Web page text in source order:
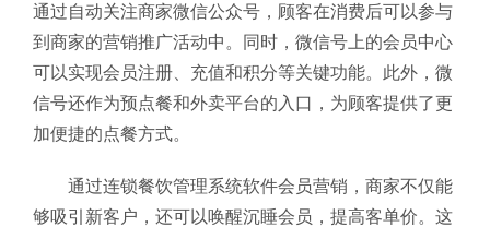
通过自动关注商家微信公众号，顾客在消费后可以参与
到商家的营销推广活动中。同时，微信号上的会员中心
可以实现会员注册、充值和积分等关键功能。此外，微
信号还作为预点餐和外卖平台的入口，为顾客提供了更
加便捷的点餐方式。
通过连锁餐饮管理系统软件会员营销，商家不仅能
够吸引新客户，还可以唤醒沉睡会员，提高客单价。这